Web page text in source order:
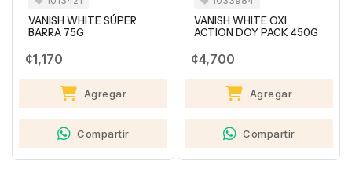
VANISH WHITE SÚPER
BARRA 75G
¢1,170
Agregar
Compartir
VANISH WHITE OXI
ACTION DOY PACK 450G
¢4,700
Agregar
Compartir